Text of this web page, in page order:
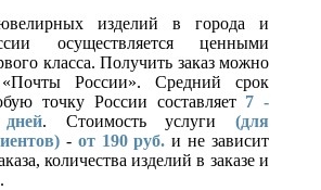
изделий в города и
осуществляется ценными
класса. Получить заказ можно
России». Средний срок
точку России составляет 7 -
. Стоимость услуги(для
- от 190 руб. и не зависит
количества изделий в заказе и